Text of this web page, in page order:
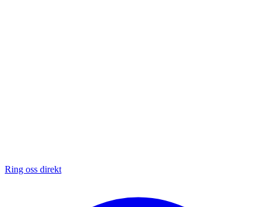
Ring oss direkt